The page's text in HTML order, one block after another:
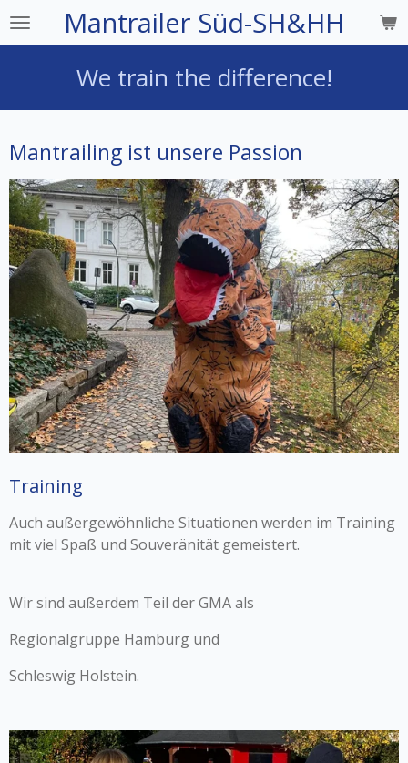
Zum
Mantrailer Süd-SH&HH
We train the difference!
Mantrailing ist unsere Passion
Training
Auch außergewöhnliche Situationen werden im Training
mit viel Spaß und Souveränität gemeistert.
Wir sind außerdem Teil der GMA als
Regionalgruppe Hamburg und
Schleswig Holstein.